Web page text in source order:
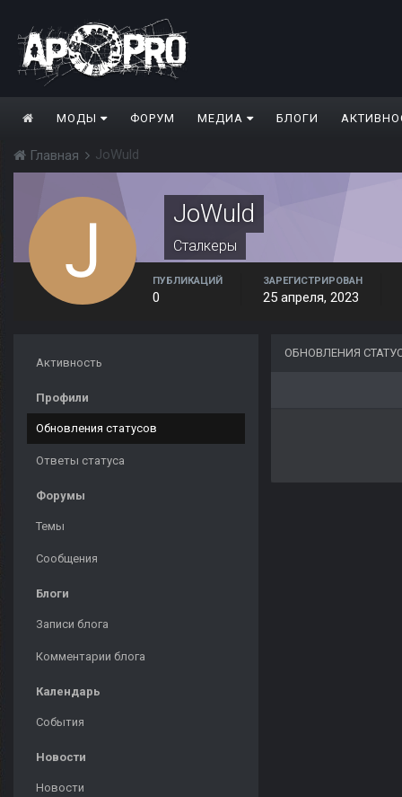
МОДЫ ФОРУМ МЕДИА БЛОГИ
Главная JoWuld
JoWuld
Сталкеры
ПУБЛИКАЦИЙ
0
ЗАРЕГИСТРИРОВАН
25 апреля, 2023
Активность
Профили
Обновления статусов
Ответы статуса
Форумы
Темы
Сообщения
Блоги
Записи блога
Комментарии блога
Календарь
События
Новости
Новости
ОБНОВЛЕНИЯ